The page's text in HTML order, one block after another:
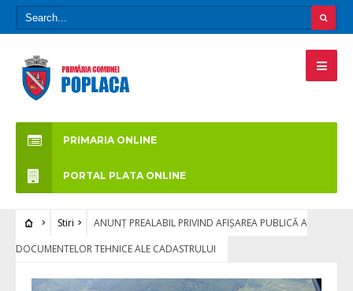
PRIMARIA ONLINE
PORTAL PLATA ONLINE
Stiri
ANUNȚ PREALABIL PRIVIND AFIȘAREA PUBLICĂ A
DOCUMENTELOR TEHNICE ALE CADASTRULUI